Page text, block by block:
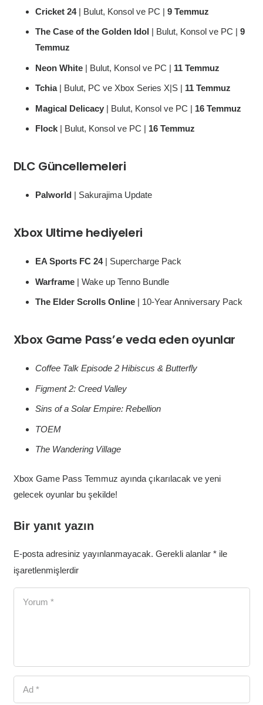
Cricket 24| Bulut, Konsol ve PC | 9 Temmuz
The Case of the Golden Idol | Bulut, Konsol ve PC | 9
Temmuz
Neon White | Bulut, Konsol ve PC | 11 Temmuz
Tchia| Bulut, PC ve Xbox Series X|S | 11 Temmuz
Magical Delicacy | Bulut, Konsol ve PC | 16 Temmuz
Flock | Bulut, Konsol ve PC | 16 Temmuz
DLC Güncellemeleri
Palworld | Sakurajima Update
Xbox Ultime hediyeleri
EA Sports FC 24| Supercharge Pack
Warframe | Wake up Tenno Bundle
The Elder Scrolls Online | 10-Year Anniversary Pack
Xbox Game Pass’e veda eden oyunlar
Coffee Talk Episode 2 Hibiscus & Butterfly
Figment 2: Creed Valley
Sins of a Solar Empire: Rebellion
TOEM
The Wandering Village
Xbox Game Pass Temmuz ayında çıkarılacak ve yeni
gelecek oyunlar bu şekilde!
Bir yanıt yazın
E-posta adresiniz yayınlanmayacak. Gerekli alanlar *ile
işaretlenmişlerdir